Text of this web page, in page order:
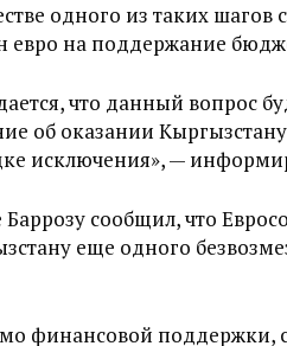
одного из таких шагов
евро на поддержание
что данный вопрос
об оказании
исключения», —
Баррозу сообщил, что
еще одного
финансовой поддержки,